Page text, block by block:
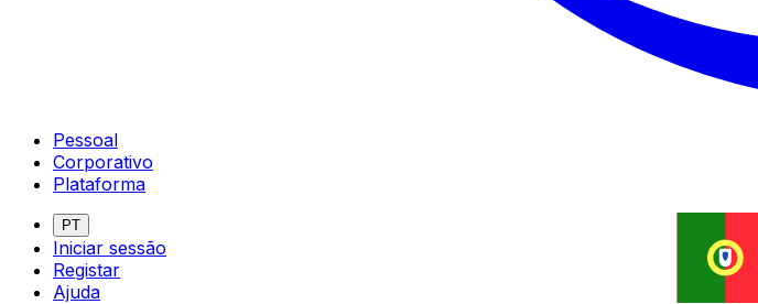
Pessoal
Corporativo
Plataforma
PT
Iniciar sessão
Registar
Ajuda